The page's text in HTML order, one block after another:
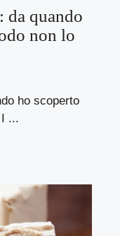
da quando
non lo
ho scoperto
...